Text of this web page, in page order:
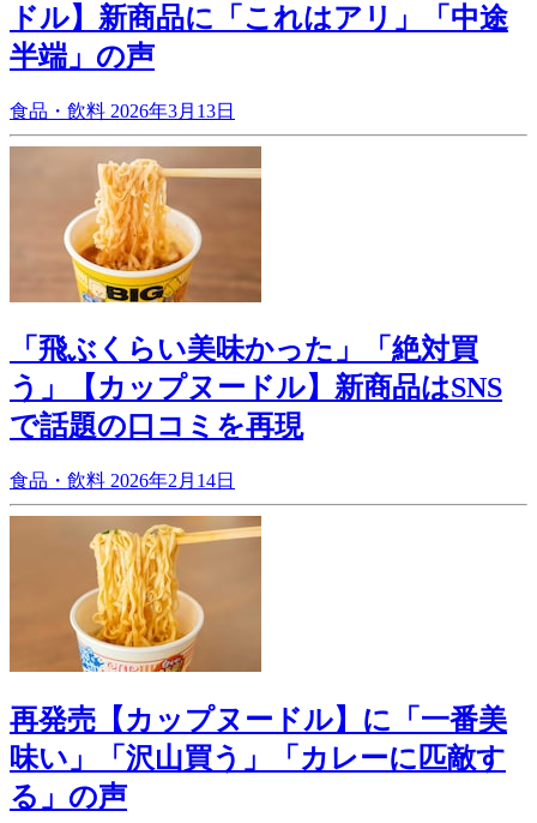
ドル】新商品に「これはアリ」「中途
半端」の声
食品・飲料 2026年3月13日
「飛ぶくらい美味かった」「絶対買
う」【カップヌードル】新商品はSNS
で話題の口コミを再現
食品・飲料 2026年2月14日
再発売【カップヌードル】に「一番美
味い」「沢山買う」「カレーに匹敵す
る」の声